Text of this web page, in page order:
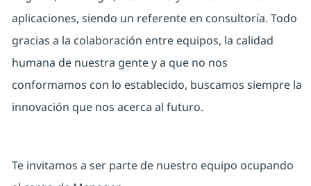
aplicaciones, siendo un referente en consultoría. Todo
gracias a la colaboración entre equipos, la calidad
humana de nuestra gente y a que no nos
conformamos con lo establecido, buscamos siempre la
innovación que nos acerca al futuro.
Te invitamos a ser parte de nuestro equipo ocupando